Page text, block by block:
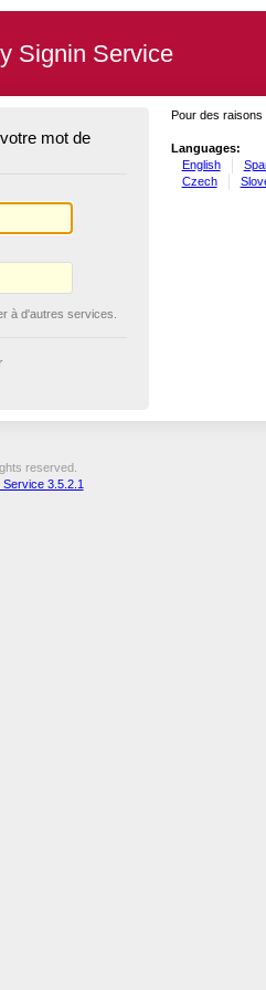
Signin Service
mot de
à d'autres services.
Pour des raisons
Languages:
English
Czech
reserved.
3.5.2.1